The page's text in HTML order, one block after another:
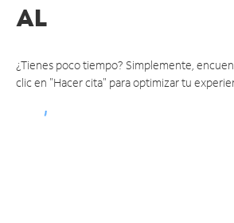
AL
¿Tienes poco tiempo? Simplemente,
clic en "Hacer cita" para optimizar tu